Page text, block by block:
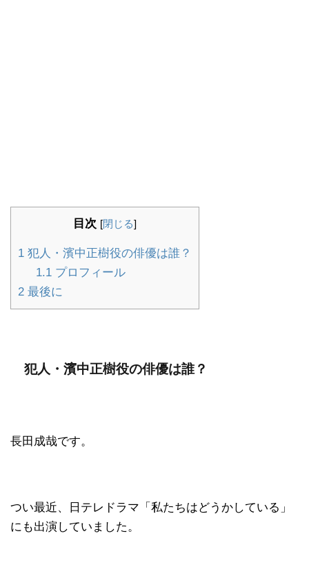
目次 [閉じる]
1 犯人・濱中正樹役の俳優は誰？
1.1プロフィール
2 最後に
犯人・濱中正樹役の俳優は誰？
長田成哉です。
つい最近、日テレドラマ「私たちはどうかしている」
にも出演していました。